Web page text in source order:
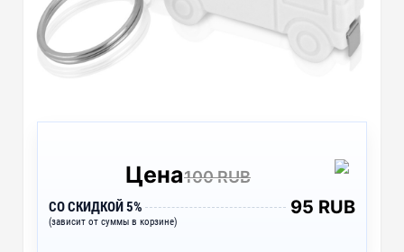
Цена100 RUB
СО СКИДКОЙ 5%
(зависит от суммы в корзине)
95 RUB